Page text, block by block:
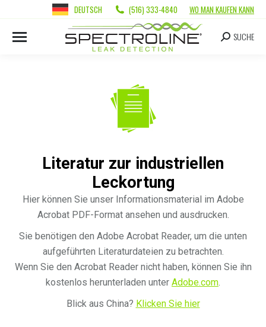
DEUTSCH (516) 333-4840 WO MAN KAUFEN KANN
SUCHE
Literatur zur industriellen
Leckortung
Hier können Sie unser Informationsmaterial im Adobe
Acrobat PDF-Format ansehen und ausdrucken.
Sie benötigen den Adobe Acrobat Reader, um die unten
aufgeführten Literaturdateien zu betrachten.
Wenn Sie den Acrobat Reader nicht haben, können Sie ihn
kostenlos herunterladen unter Adobe.com.
Blick aus China? Klicken Sie hier